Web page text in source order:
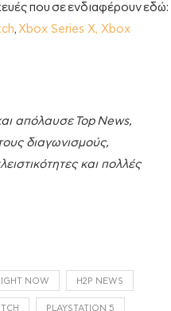
που σε ενδιαφέρουν εδώ:
, Xbox Series X, Xbox
απόλαυσεTop News,
διαγωνισμούς,
και πολλές
NOW H2P NEWS
PLAYSTATION 5